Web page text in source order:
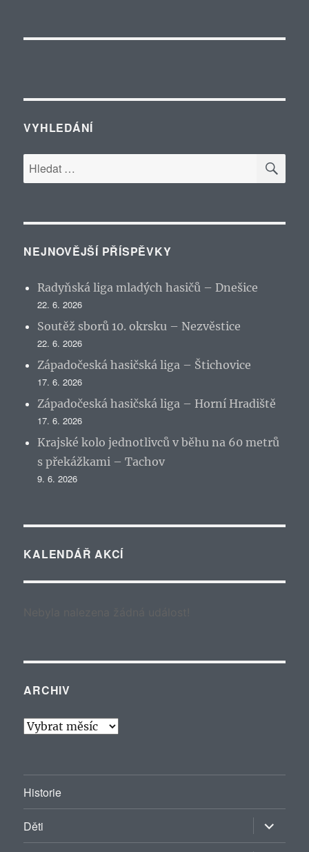
VYHLEDÁNÍ
Hledat:
NEJNOVĚJŠÍ PŘÍSPĚVKY
Radyňská liga mladých hasičů – Dnešice
22. 6. 2026
Soutěž sborů 10. okrsku – Nezvěstice
22. 6. 2026
Západočeská hasičská liga – Štichovice
17. 6. 2026
Západočeská hasičská liga – Horní Hradiště
17. 6. 2026
Krajské kolo jednotlivců v běhu na 60 metrů
s překážkami – Tachov
9. 6. 2026
KALENDÁŘ AKCÍ
ARCHIV
Archiv
Historie
Děti Zobrazit
položky